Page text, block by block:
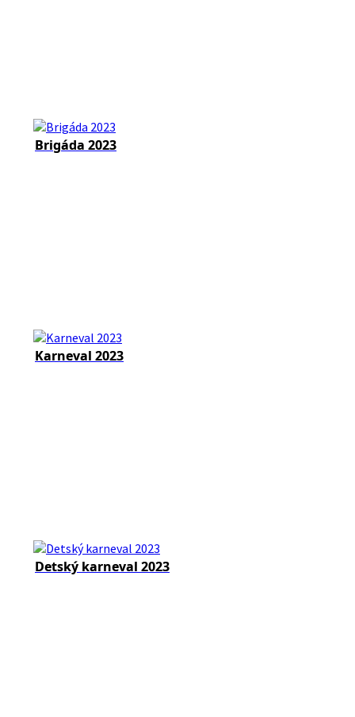
Brigáda 2023
Karneval 2023
Detský karneval 2023